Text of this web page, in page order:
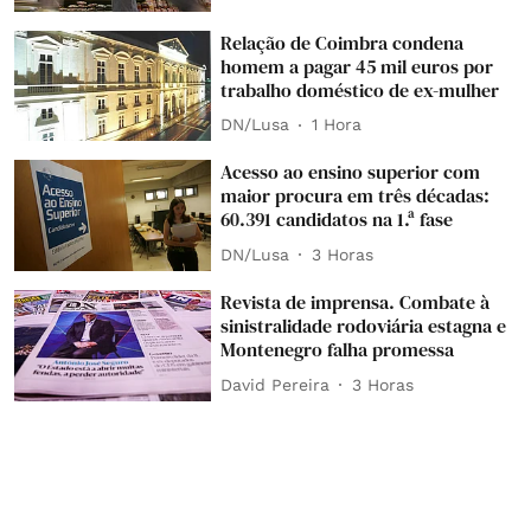
Relação de Coimbra condena
homem a pagar 45 mil euros por
trabalho doméstico de ex-mulher
DN/Lusa 1 Hora
Acesso ao ensino superior com
maior procura em três décadas:
60.391 candidatos na 1.ª fase
DN/Lusa 3 Horas
Revista de imprensa. Combate à
sinistralidade rodoviária estagna e
Montenegro falha promessa
David Pereira 3 Horas